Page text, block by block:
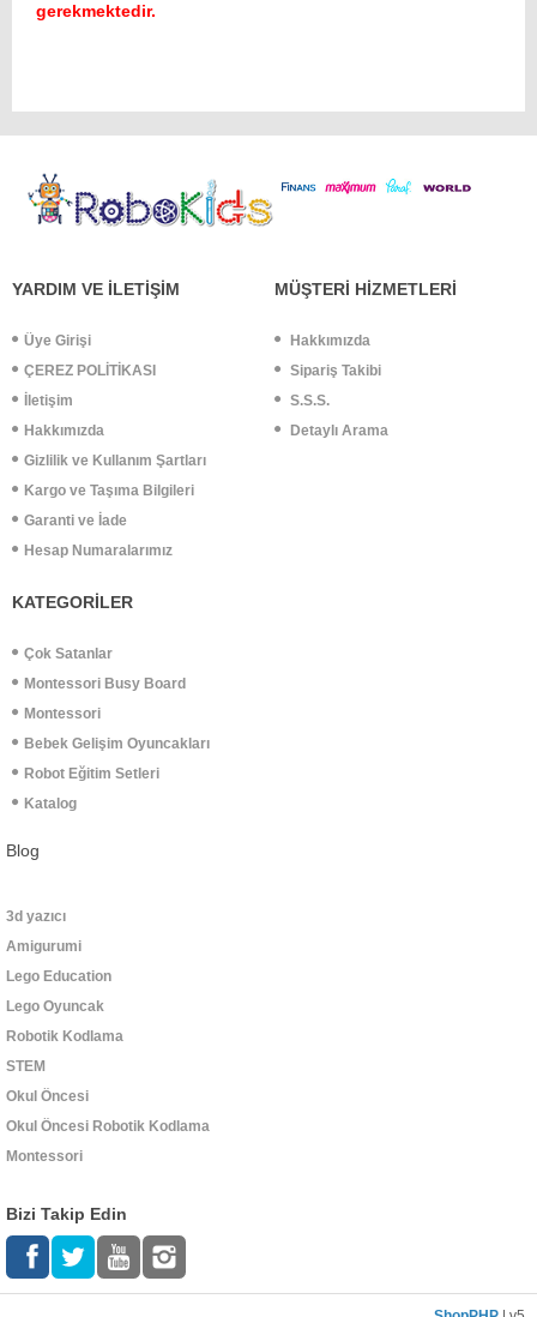
gerekmektedir.
YARDIM VE İLETİŞİM
Üye Girişi
ÇEREZ POLİTİKASI
İletişim
Hakkımızda
Gizlilik ve Kullanım Şartları
Kargo ve Taşıma Bilgileri
Garanti ve İade
Hesap Numaralarımız
MÜŞTERİ HİZMETLERİ
Hakkımızda
Sipariş Takibi
S.S.S.
Detaylı Arama
KATEGORİLER
Çok Satanlar
Montessori Busy Board
Montessori
Bebek Gelişim Oyuncakları
Robot Eğitim Setleri
Katalog
Blog
3d yazıcı
Amigurumi
Lego Education
Lego Oyuncak
Robotik Kodlama
STEM
Okul Öncesi
Okul Öncesi Robotik Kodlama
Montessori
Bizi Takip Edin